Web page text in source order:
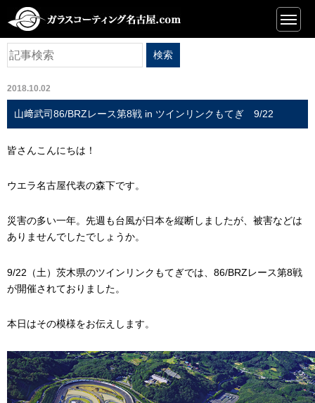
ブログ
2018.10.02
山﨑武司86/BRZレース第8戦 in ツインリンクもてぎ 9/22
皆さんこんにちは！
ウエラ名古屋代表の森下です。
災害の多い一年。先週も台風が日本を縦断しましたが、被害などは
ありませんでしたでしょうか。
9/22（土）茨木県のツインリンクもてぎでは、86/BRZレース第8戦
が開催されておりました。
本日はその模様をお伝えします。